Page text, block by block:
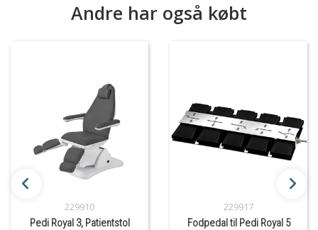
Andre har også købt
229910
Pedi Royal 3, Patientstol
229917
Fodpedal til Pedi Royal 5